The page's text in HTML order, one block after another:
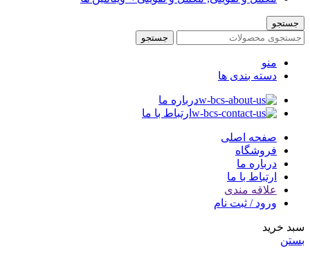
جستجو
جستجو
منو
دسته بندی ها
درباره ما
ارتباط با ما
صفحه اصلی
فروشگاه
درباره ما
ارتباط با ما
علاقه مندی
ورود / ثبت نام
سبد خرید
بستن